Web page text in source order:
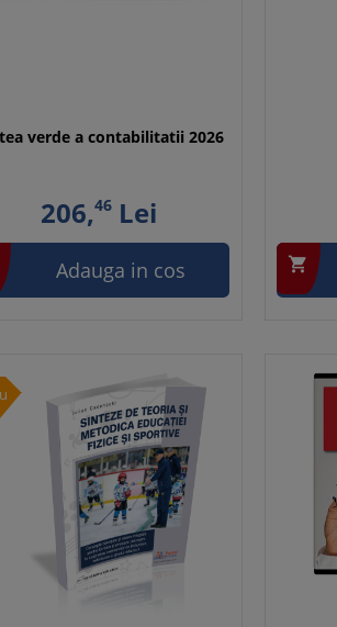
verde a contabilitatii 2026
206,46Lei
Adauga in cos 